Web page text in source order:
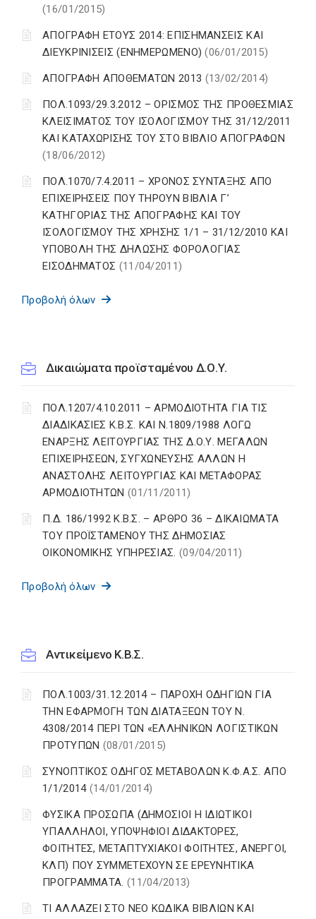
(16/01/2015)
ΑΠΟΓΡΑΦΗ ΕΤΟΥΣ 2014: ΕΠΙΣΗΜΑΝΣΕΙΣ ΚΑΙ
ΔΙΕΥΚΡΙΝΙΣΕΙΣ (ΕΝΗΜΕΡΩΜΕΝΟ)(06/01/2015)
ΑΠΟΓΡΑΦΗ ΑΠΟΘΕΜΑΤΩΝ 2013 (13/02/2014)
ΠΟΛ.1093/29.3.2012 – ΟΡΙΣΜΟΣ ΤΗΣ ΠΡΟΘΕΣΜΙΑΣ
ΚΛΕΙΣΙΜΑΤΟΣ ΤΟΥ ΙΣΟΛΟΓΙΣΜΟΥ ΤΗΣ 31/12/2011
ΚΑΙ ΚΑΤΑΧΩΡΙΣΗΣ ΤΟΥ ΣΤΟ ΒΙΒΛΙΟ ΑΠΟΓΡΑΦΩΝ
(18/06/2012)
ΠΟΛ.1070/7.4.2011 – ΧΡΟΝΟΣ ΣΥΝΤΑΞΗΣ ΑΠΟ
ΕΠΙΧΕΙΡΗΣΕΙΣ ΠΟΥ ΤΗΡΟΥΝ ΒΙΒΛΙΑ Γ’
ΚΑΤΗΓΟΡΙΑΣ ΤΗΣ ΑΠΟΓΡΑΦΗΣ ΚΑΙ ΤΟΥ
ΙΣΟΛΟΓΙΣΜΟΥ ΤΗΣ ΧΡΗΣΗΣ 1/1 – 31/12/2010 ΚΑΙ
ΥΠΟΒΟΛΗ ΤΗΣ ΔΗΛΩΣΗΣ ΦΟΡΟΛΟΓΙΑΣ
ΕΙΣΟΔΗΜΑΤΟΣ (11/04/2011)
Προβολή όλων
Δικαιώματα προϊσταμένου Δ.Ο.Υ.
ΠΟΛ.1207/4.10.2011 – ΑΡΜΟΔΙΟΤΗΤΑ ΓΙΑ ΤΙΣ
ΔΙΑΔΙΚΑΣΙΕΣ Κ.Β.Σ. ΚΑΙ Ν.1809/1988 ΛΟΓΩ
ΕΝΑΡΞΗΣ ΛΕΙΤΟΥΡΓΙΑΣ ΤΗΣ Δ.Ο.Υ. ΜΕΓΑΛΩΝ
ΕΠΙΧΕΙΡΗΣΕΩΝ, ΣΥΓΧΩΝΕΥΣΗΣ ΑΛΛΩΝ Η
ΑΝΑΣΤΟΛΗΣ ΛΕΙΤΟΥΡΓΙΑΣ ΚΑΙ ΜΕΤΑΦΟΡΑΣ
ΑΡΜΟΔΙΟΤΗΤΩΝ (01/11/2011)
Π.Δ. 186/1992 Κ.Β.Σ. – ΑΡΘΡΟ 36 – ΔΙΚΑΙΩΜΑΤΑ
ΤΟΥ ΠΡΟΪΣΤΑΜΕΝΟΥ ΤΗΣ ΔΗΜΟΣΙΑΣ
ΟΙΚΟΝΟΜΙΚΗΣ ΥΠΗΡΕΣΙΑΣ. (09/04/2011)
Προβολή όλων
Αντικείμενο Κ.Β.Σ.
ΠΟΛ.1003/31.12.2014 – ΠΑΡΟΧΗ ΟΔΗΓΙΩΝ ΓΙΑ
ΤΗΝ ΕΦΑΡΜΟΓΗ ΤΩΝ ΔΙΑΤΑΞΕΩΝ ΤΟΥ Ν.
4308/2014 ΠΕΡΙ ΤΩΝ «ΕΛΛΗΝΙΚΩΝ ΛΟΓΙΣΤΙΚΩΝ
ΠΡΟΤΥΠΩΝ (08/01/2015)
ΣΥΝΟΠΤΙΚΟΣ ΟΔΗΓΟΣ ΜΕΤΑΒΟΛΩΝ Κ.Φ.Α.Σ. ΑΠΟ
1/1/2014 (14/01/2014)
ΦΥΣΙΚΑ ΠΡΟΣΩΠΑ (ΔΗΜΟΣΙΟΙ Η ΙΔΙΩΤΙΚΟΙ
ΥΠΑΛΛΗΛΟΙ, ΥΠΟΨΗΦΙΟΙ ΔΙΔΑΚΤΟΡΕΣ,
ΦΟΙΤΗΤΕΣ, ΜΕΤΑΠΤΥΧΙΑΚΟΙ ΦΟΙΤΗΤΕΣ, ΑΝΕΡΓΟΙ,
ΚΛΠ) ΠΟΥ ΣΥΜΜΕΤΕΧΟΥΝ ΣΕ ΕΡΕΥΝΗΤΙΚΑ
ΠΡΟΓΡΑΜΜΑΤΑ. (11/04/2013)
ΤΙ ΑΛΛΑΖΕΙ ΣΤΟ ΝΕΟ ΚΩΔΙΚΑ ΒΙΒΛΙΩΝ ΚΑΙ